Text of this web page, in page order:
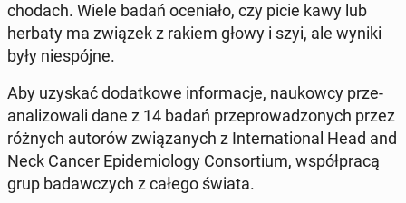
cho­dach. Wiele badań oce­nia­ło, czy picie kawy lub
herbaty ma związek z rakiem głowy i szyi, ale wyniki
były nie­spój­ne.
Aby uzyskać do­dat­ko­we in­for­ma­cje, na­ukow­cy prze­
ana­li­zo­wa­li dane z 14 badań prze­pro­wa­dzo­nych przez
różnych autorów zwią­za­nych z In­ter­na­tio­nal Head and
Neck Cancer Epi­de­mio­lo­gy Con­sor­tium, współ­pra­cą
grup ba­daw­czych z całego świata.